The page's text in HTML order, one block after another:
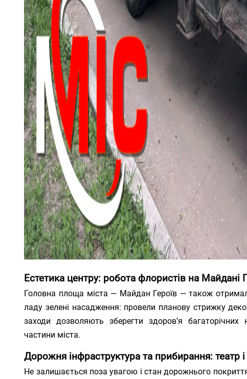
Естетика центру: робота флористів на Майдані
Головна площа міста — Майдан Героїв — також
ладу зелені насадження: провели планову стрижку
заходи дозволяють зберегти здоров’я
частини міста.
Дорожня інфраструктура та прибирання: театр
Не залишається поза увагою і стан дорожнього